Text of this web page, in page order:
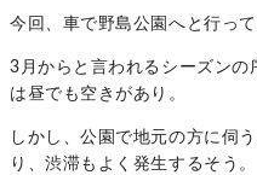
今回、車で野島公園へと行って
3月からと言われるシーズンの
は昼でも空きがあり。
しかし、公園で地元の方に伺
り、渋滞もよく発生するそう。